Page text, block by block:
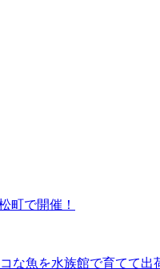
町で開催！
魚を水族館で育てて出